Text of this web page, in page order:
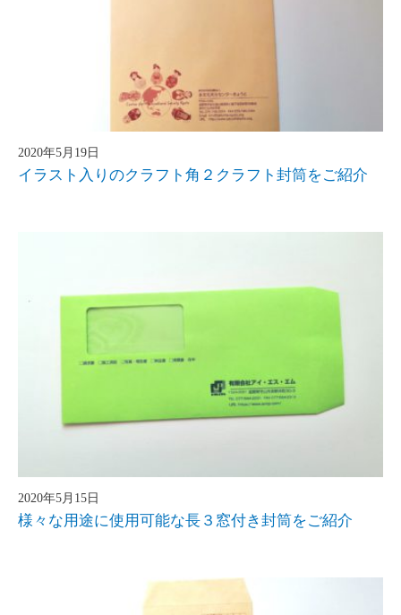
2020年5月19日
イラスト入りのクラフト角２クラフト封筒をご紹介
2020年5月15日
様々な用途に使用可能な長３窓付き封筒をご紹介